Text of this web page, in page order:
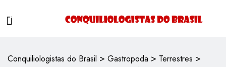
Conquiliologistas do Brasil > Gastropoda > Terrestres >